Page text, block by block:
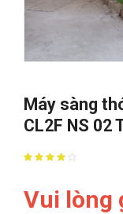
Máy sàng
CL2F NS 02
Vui lòng